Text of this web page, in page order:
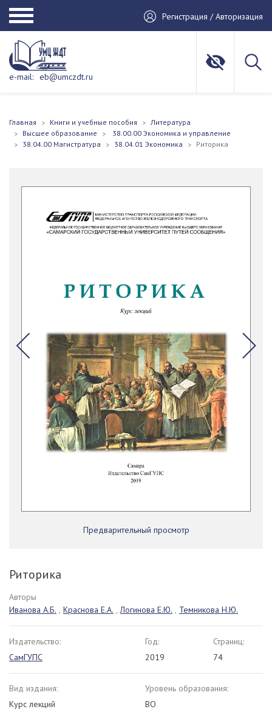
Регистрация / Авторизация
e-mail: eb@umczdt.ru
Главная Книги и учебные пособия
Литература
Высшее образование
38.00.00 Экономика и управление
38.04.00 Магистратура
38.04.01 Экономика Риторика
Предварительный просмотр
Риторика
Авторы
Иванова А.Б. , Краснова Е.А. ,Логинова Е.Ю. , Темникова Н.Ю.
Издательство:
СамГУПС
Год:
2019
Страниц:
74
Вид издания:
Курс лекций
Уровень образования:
ВО